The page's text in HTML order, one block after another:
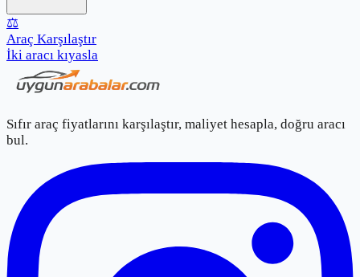
⚖️
Araç Karşılaştır
İki aracı kıyasla
Sıfır araç fiyatlarını karşılaştır, maliyet hesapla, doğru aracı
bul.